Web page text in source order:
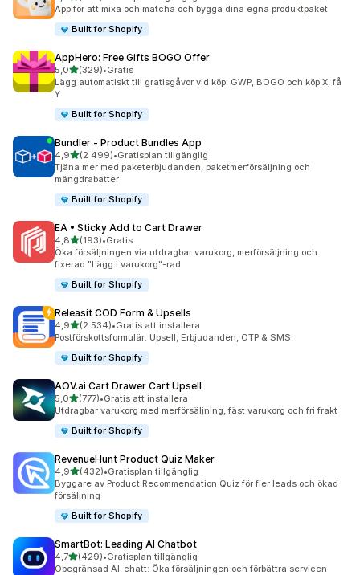
App för att mixa och matcha och bygga dina egna produktpaket
Built for Shopify
AppHero: Free Gifts BOGO Offer
5,0av 5 stjärnor
(329)
329 recensioner totalt
•Gratis
Lägg automatiskt till gratisgåvor vid köp: GWP, BOGO och köp X, få
Y
Built for Shopify
Bundler ‑ Product Bundles App
4,9av 5 stjärnor
(2 499)
2499 recensioner totalt
•Gratisplan tillgänglig
Tjäna mer med paketerbjudanden, paketmerförsäljning och
mängdrabatter
Built for Shopify
EA • Sticky Add to Cart Drawer
4,8av 5 stjärnor
(193)
193 recensioner totalt
•Gratis
Öka försäljningen via utdragbar varukorg, merförsäljning och
fixerad "Lägg i varukorg"-rad
Built for Shopify
Releasit COD Form & Upsells
4,9av 5 stjärnor
(2 534)
2534 recensioner totalt
•Gratis att installera
Postförskottsformulär: Upsell, Erbjudanden, OTP & SMS
Built for Shopify
AOV.ai Cart Drawer Cart Upsell
5,0av 5 stjärnor
(777)
777 recensioner totalt
•Gratis att installera
Utdragbar varukorg med merförsäljning, fäst varukorg och fri frakt
Built for Shopify
RevenueHunt Product Quiz Maker
4,9av 5 stjärnor
(432)
432 recensioner totalt
•Gratisplan tillgänglig
Byggare av Product Recommendation Quiz för fler leads och ökad
försäljning
Built for Shopify
SmartBot: Leading AI Chatbot
4,7av 5 stjärnor
(429)
429 recensioner totalt
•Gratisplan tillgänglig
Obegränsad AI-chatt: Öka försäljningen och förbättra servicen